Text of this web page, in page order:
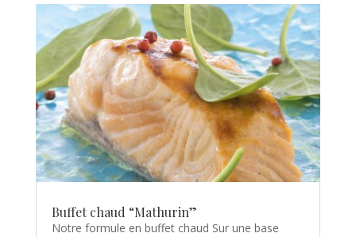
Buffet chaud “Mathurin”
Notre formule en buffet chaud Sur une base